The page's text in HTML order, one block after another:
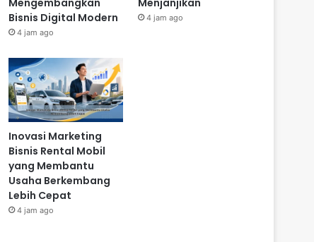
Bisnis Digital Modern
4 jam ago
4 jam ago
Inovasi Marketing
Bisnis Rental Mobil
yang Membantu
Usaha Berkembang
Lebih Cepat
4 jam ago